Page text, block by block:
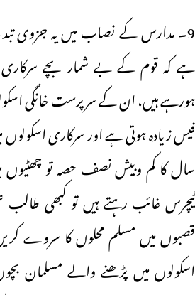
9۔ مدارس کے نصاب میں یہ جزوی
ہے کہ قوم کے بے شمار بچے سرکاری
ہورہے ہیں، ان کے سرپرست خانگی
فیس زیادہ ہوتی ہے اور سرکاری اسکولوں
سال کا کم وبیش نصف حصہ تو چھٹیوں
ٹیچرس غائب رہتے ہیں تو کبھی
قصبوں میں مسلم محلوں کا سروے
اسکولوں میں پڑھنے والے مسلمان